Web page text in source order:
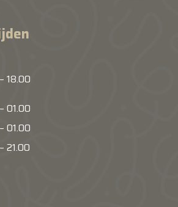
18.00
01.00
01.00
21.00